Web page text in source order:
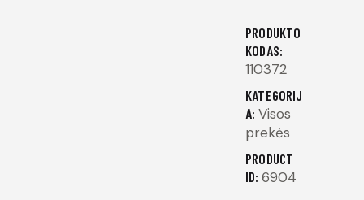
PRODUKTO
KODAS:
110372
KATEGORIJ
A: Visos
prekės
PRODUCT
ID: 6904